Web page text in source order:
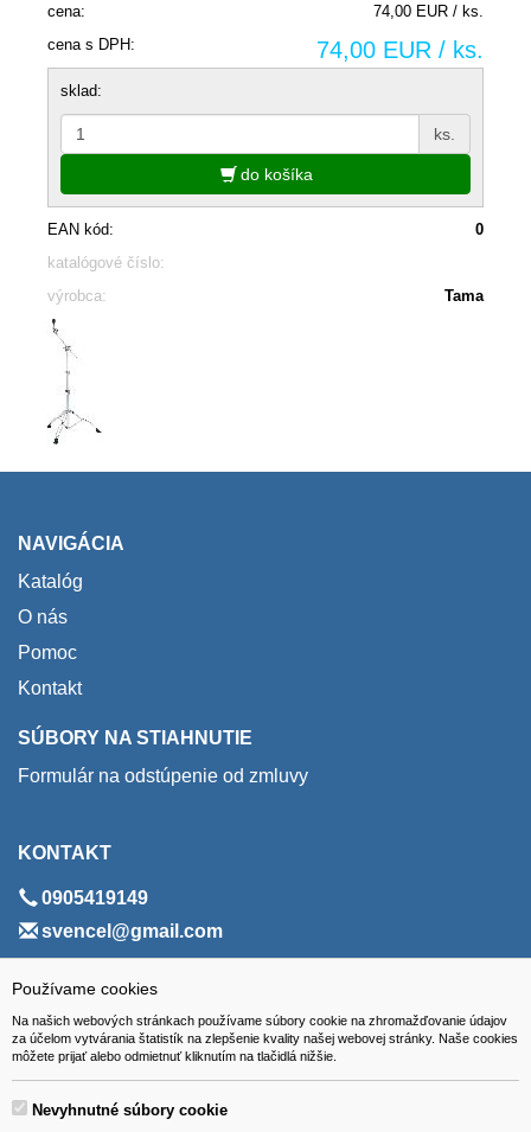
Používame cookies
Na našich webových stránkach používame súbory cookie na zhromažďovanie údajov
za účelom vytvárania štatistík na zlepšenie kvality našej webovej stránky. Naše cookies
môžete prijať alebo odmietnuť kliknutím na tlačidlá nižšie.
Nevyhnutné súbory cookie
cena:
74,00 EUR / ks.
cena s DPH:
74,00 EUR / ks.
sklad:
ks.
do košíka
EAN kód:
0
katalógové číslo:
výrobca:
Tama
NAVIGÁCIA
Katalóg
O nás
Pomoc
Kontakt
SÚBORY NA STIAHNUTIE
Formulár na odstúpenie od zmluvy
KONTAKT
0905419149
svencel@gmail.com
ADRESA
VEST - tech s.r.o.
Hviezdoslavova 280/6, 965 01 Žiar nad Hronom
Slovakia (Slovak Republic)